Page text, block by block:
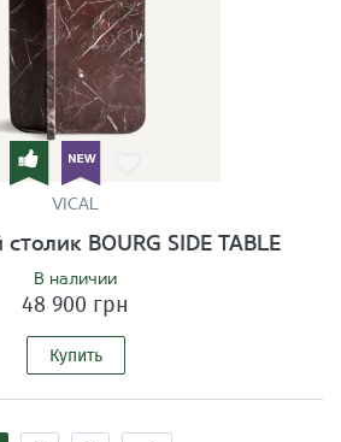
VICAL
BOURG SIDE TABLE
В наличии
48 900 грн
Купить